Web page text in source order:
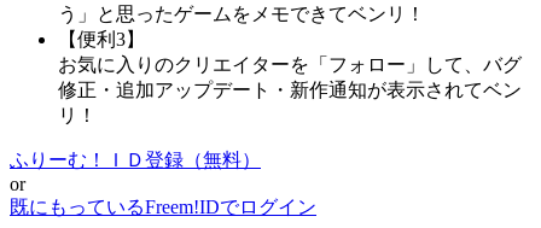
う」と思ったゲームをメモできてベンリ！
【便利3】
お気に入りのクリエイターを「フォロー」して、バグ
修正・追加アップデート・新作通知が表示されてベン
リ！
ふりーむ！ＩＤ登録（無料）
or
既にもっているFreem!IDでログイン